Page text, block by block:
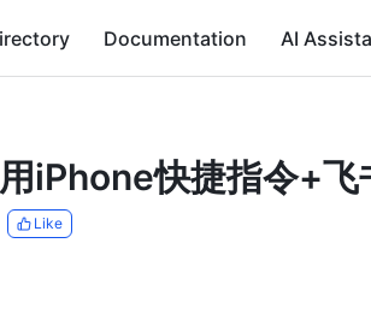
Documentation AI
iPhone快捷指令+飞
Like